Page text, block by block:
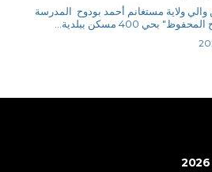
دشن والي ولاية مستغانم أحمد بودوح المدرسة
بحي 400 مسكن ببلدية...